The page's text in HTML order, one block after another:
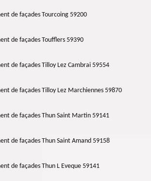
de façades Tourcoing 59200
de façades Toufflers 59390
de façades Tilloy Lez Cambrai 59554
de façades Tilloy Lez Marchiennes 59870
de façades Thun Saint Martin 59141
de façades Thun Saint Amand 59158
de façades Thun L Eveque 59141